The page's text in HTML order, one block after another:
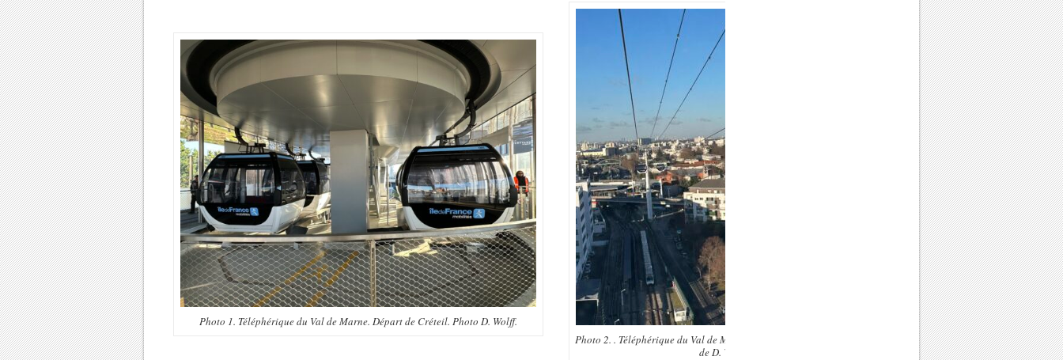
Photo 1. Téléphérique du Val de Marne. Départ de Créteil. Photo D. Wolff.
Photo 2. . Téléphérique du Val de Marne. Au-dessus de Créteil. Photo
de D. Wolff.